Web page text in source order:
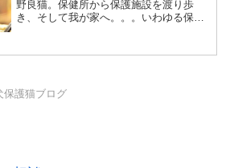
野良猫。保健所から保護施設を渡り歩
き、そして我が家へ。。。いわゆる保護
検討頂きたく、我が家の保護猫ブログを
保護猫ブログ